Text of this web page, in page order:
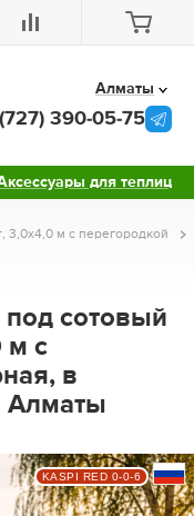
для теплиц
Алматы
390-05-75
3,0х4,0 м с перегородкой
сотовый
м с
в
Алматы
KASPI RED 0-0-6